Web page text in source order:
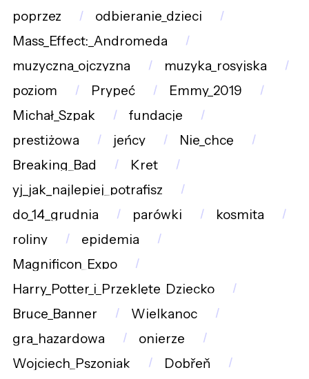
poprzez
odbieranie_dzieci
Mass_Effect:_Andromeda
muzyczna_ojczyzna
muzyka_rosyjska
poziom
Prypeć
Emmy_2019
Michał_Szpak
fundacje
prestiżowa
jeńcy
Nie_chcę
Breaking_Bad
Kret
yj_jak_najlepiej_potrafisz
do_14_grudnia
parówki
kosmita
roliny
epidemia
Magnificon_Expo
Harry_Potter_i_Przeklęte_Dziecko
Bruce_Banner
Wielkanoc
gra_hazardowa
onierze
Wojciech_Pszoniak
Dobřeň